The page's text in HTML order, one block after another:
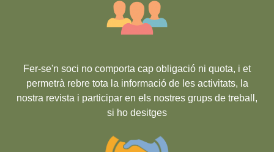
Fer-se'n soci no comporta cap obligació ni quota, i et
permetrà rebre tota la informació de les activitats, la
nostra revista i participar en els nostres grups de treball,
si ho desitges